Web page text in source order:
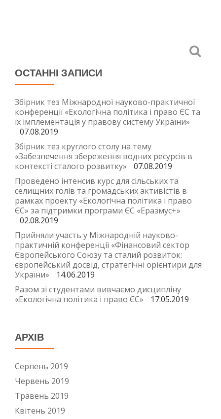
ОСТАННІ ЗАПИСИ
Збірник тез Міжнародної науково-практичної
конференції «Екологічна політика і право ЄС та
їх імплементація у правову систему України»
07.08.2019
Збірник тез круглого столу на тему
«Забезпечення збереження водних ресурсів в
контексті сталого розвитку»
07.08.2019
Проведено інтенсив курс для сільських та
селищних голів та громадських активістів в
рамках проекту «Екологічна політика і право
ЄС» за підтримки програми ЄС «Еразмус+»
02.08.2019
Прийняли участь у Міжнародній науково-
практичній конференції «Фінансовий сектор
Європейського Союзу та сталий розвиток:
європейський досвід, стратегічні орієнтири для
України»
14.06.2019
Разом зі студентами вивчаємо дисципліну
«Екологічна політика і право ЄС»
17.05.2019
АРХІВ
Серпень 2019
Червень 2019
Травень 2019
Квітень 2019